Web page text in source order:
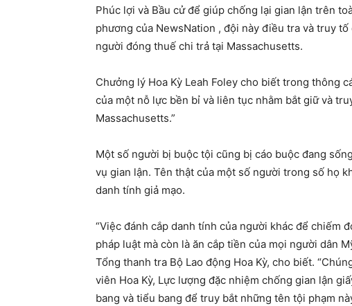
Phúc lợi và Bầu cử để giúp chống lại gian lận trên
phương của NewsNation , đội này điều tra và truy
người đóng thuế chi trả tại Massachusetts.
Chưởng lý Hoa Kỳ Leah Foley cho biết trong thông
của một nỗ lực bền bỉ và liên tục nhằm bắt giữ và
Massachusetts.”
Một số người bị buộc tội cũng bị cáo buộc đang
vụ gian lận. Tên thật của một số người trong số họ
danh tính giả mạo.
“Việc đánh cắp danh tính của người khác để chiếm
pháp luật mà còn là ăn cắp tiền của mọi người dân
Tổng thanh tra Bộ Lao động Hoa Kỳ, cho biết.
viên Hoa Kỳ, Lực lượng đặc nhiệm chống gian lận
bang và tiểu bang để truy bắt những tên tội phạm